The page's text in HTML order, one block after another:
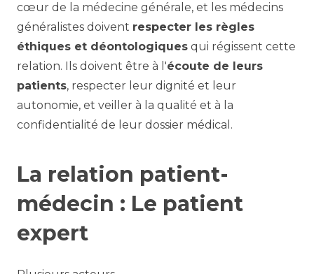
cœur de la médecine générale, et les médecins
généralistes doivent respecter les règles
éthiques et déontologiques qui régissent cette
relation. Ils doivent être à l'écoute de leurs
patients, respecter leur dignité et leur
autonomie, et veiller à la qualité et à la
confidentialité de leur dossier médical.
La relation patient-
médecin : Le patient
expert